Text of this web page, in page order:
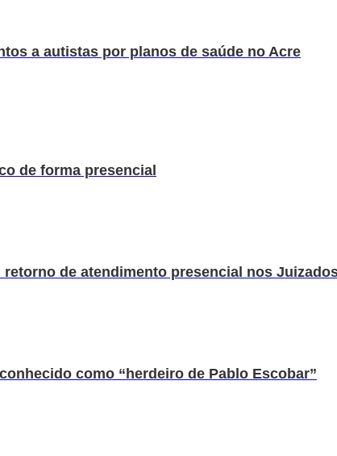
a autistas por planos de saúde no Acre
de forma presencial
de atendimento presencial nos
como “herdeiro de Pablo Escobar”